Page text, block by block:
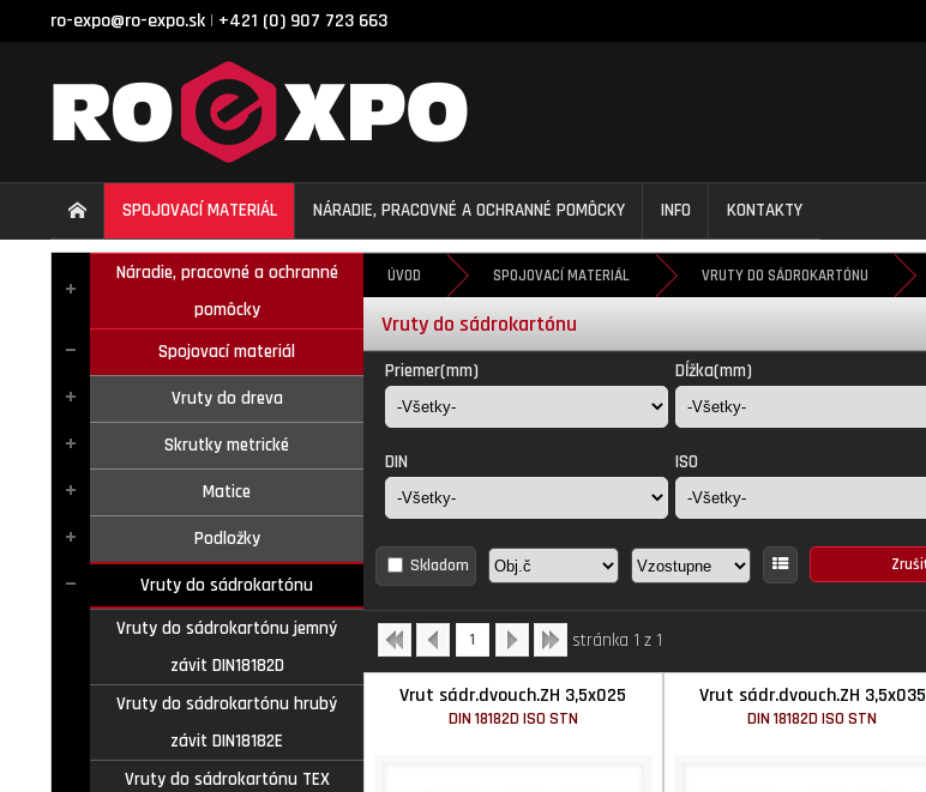
ro-expo@ro-expo.sk | +421 (0) 907 723 663
SPOJOVACÍ MATERIÁL NÁRADIE, PRACOVNÉ A OCHRANNÉ POMÔCKY INFO KONTAKTY
Náradie, pracovné a ochranné
pomôcky
Spojovací materiál
Vruty do dreva
Skrutky metrické
Matice
Podložky
Vruty do sádrokartónu
Vruty do sádrokartónu jemný
závit DIN18182D
Vruty do sádrokartónu hrubý
závit DIN18182E
Vruty do sádrokartónu TEX
ÚVOD SPOJOVACÍ MATERIÁL VRUTY DO SÁDROKARTÓNU
Vruty do sádrokartónu
Priemer(mm) Dĺžka(mm)
DIN ISO
Skladom
1 stránka 1 z 1
Vrut sádr.dvouch.ZH 3,5x025
DIN 18182D ISO STN
Vrut sádr.dvouch.ZH 3,5x035
DIN 18182D ISO STN